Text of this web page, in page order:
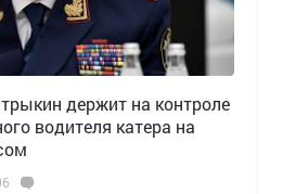
держит на контроле
водителя катера на